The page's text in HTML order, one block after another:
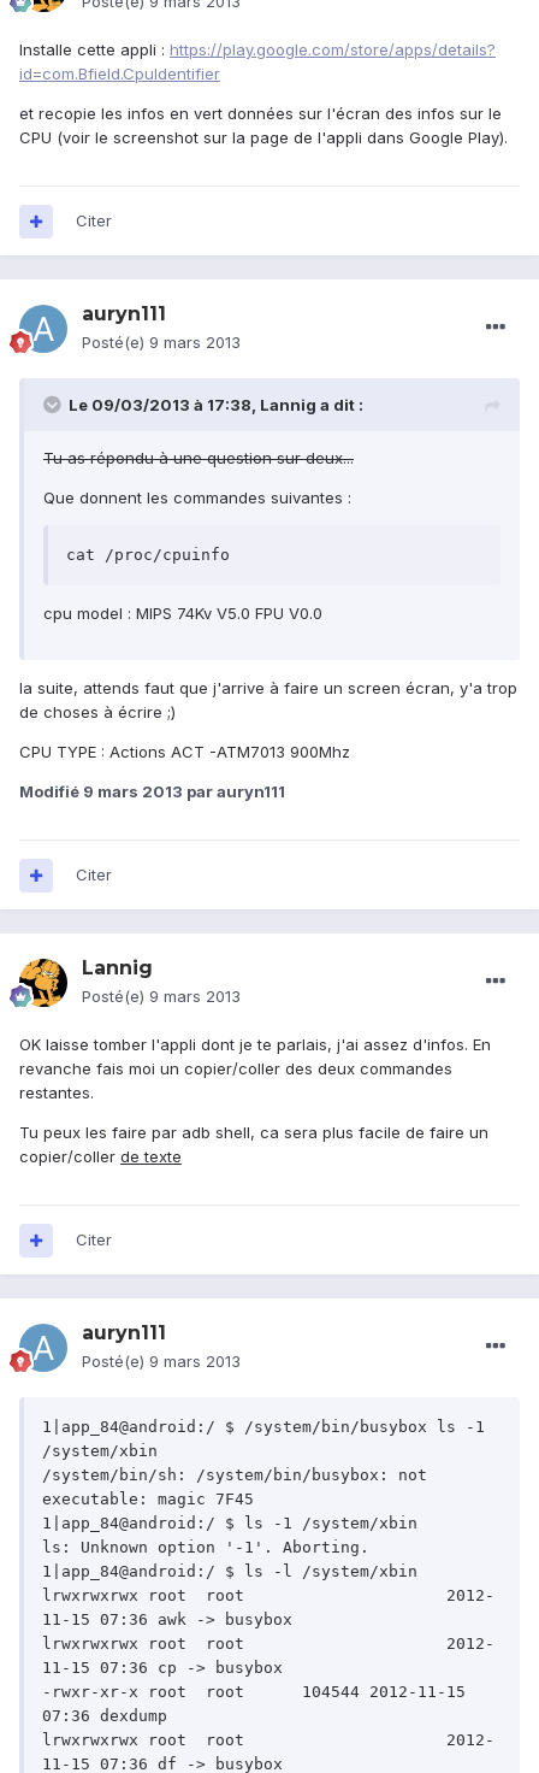
Installe cette appli : https://play.google.com/store/apps/details?
id=com.Bfield.CpuIdentifier
et recopie les infos en vert données sur l'écran des infos sur le
CPU (voir le screenshot sur la page de l'appli dans Google Play).
Citer
auryn111
Posté(e) 9 mars 2013
Le 09/03/2013 à 17:38, Lannig a dit :
Tu as répondu à une question sur deux...
Que donnent les commandes suivantes :
cat /proc/cpuinfo
cpu model : MIPS 74Kv V5.0 FPU V0.0
la suite, attends faut que j'arrive à faire un screen écran, y'a trop
de choses à écrire ;)
CPU TYPE : Actions ACT -ATM7013 900Mhz
Modifié 9 mars 2013 par auryn111
Citer
Lannig
Posté(e) 9 mars 2013
OK laisse tomber l'appli dont je te parlais, j'ai assez d'infos. En
revanche fais moi un copier/coller des deux commandes
restantes.
Tu peux les faire par adb shell, ca sera plus facile de faire un
copier/coller de texte
Citer
auryn111
Posté(e) 9 mars 2013
1|app_84@android:/ $ /system/bin/busybox ls -1
/system/xbin
/system/bin/sh: /system/bin/busybox: not
executable: magic 7F45
1|app_84@android:/ $ ls -1 /system/xbin
ls: Unknown option '-1'. Aborting.
1|app_84@android:/ $ ls -l /system/xbin
lrwxrwxrwx root	 root			  2012-
11-15 07:36 awk -> busybox
lrwxrwxrwx root	 root			  2012-
11-15 07:36 cp -> busybox
-rwxr-xr-x root	 root	   104544 2012-11-15
07:36 dexdump
lrwxrwxrwx root	 root			  2012-
11-15 07:36 df -> busybox